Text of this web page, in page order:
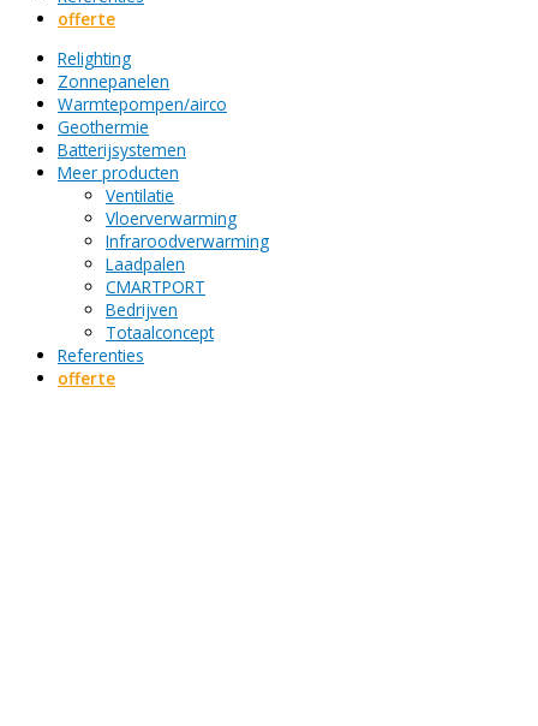
offerte
Relighting
Zonnepanelen
Warmtepompen/airco
Geothermie
Batterijsystemen
Meer producten
Ventilatie
Vloerverwarming
Infraroodverwarming
Laadpalen
CMARTPORT
Bedrijven
Totaalconcept
Referenties
offerte